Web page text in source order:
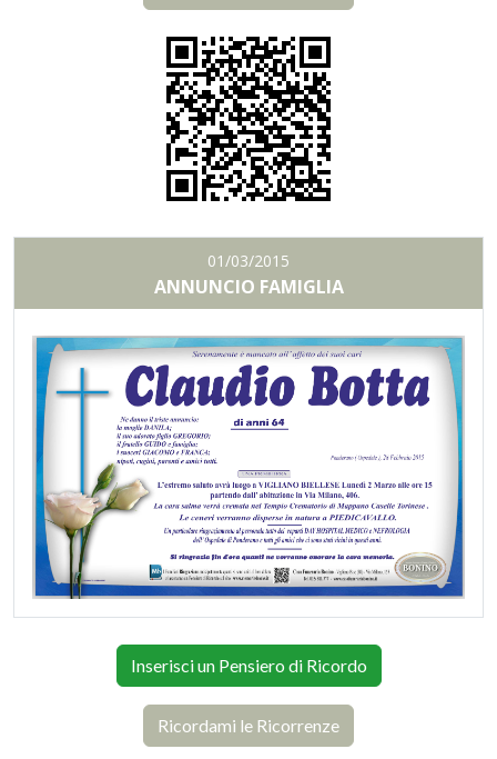
01/03/2015
ANNUNCIO FAMIGLIA
Inserisci un Pensiero di Ricordo
Ricordami le Ricorrenze